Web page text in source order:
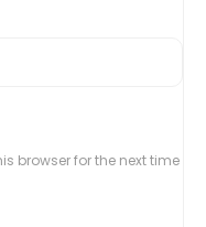
browser for the next time